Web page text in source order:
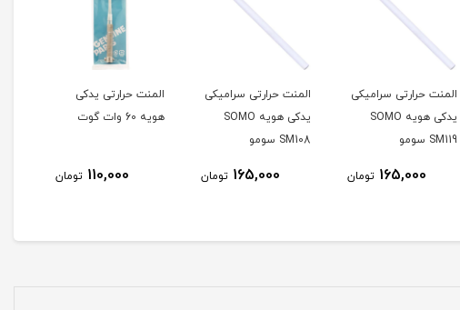
المنت حرارتی سرامیکی
یدکی هویه SOMO
SM108 سومو
165,000 تومان
المنت حرارتی یدکی
هویه 60 وات گوت
110,000 تومان
المنت حرارتی یدکی
هویه 40 وات گوت
110,000 تومان